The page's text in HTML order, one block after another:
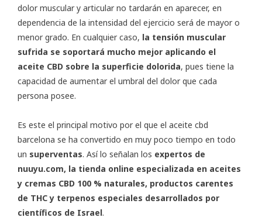
dolor muscular y articular no tardarán en aparecer, en
dependencia de la intensidad del ejercicio será de mayor o
menor grado. En cualquier caso, la tensión muscular
sufrida se soportará mucho mejor aplicando el
aceite CBD sobre la superficie dolorida, pues tiene la
capacidad de aumentar el umbral del dolor que cada
persona posee.
Es este el principal motivo por el que el aceite cbd
barcelona se ha convertido en muy poco tiempo en todo
un superventas. Así lo señalan los expertos de
nuuyu.com, la tienda online especializada en aceites
y cremas CBD 100 % naturales, productos carentes
de THC y terpenos especiales desarrollados por
científicos de Israel.